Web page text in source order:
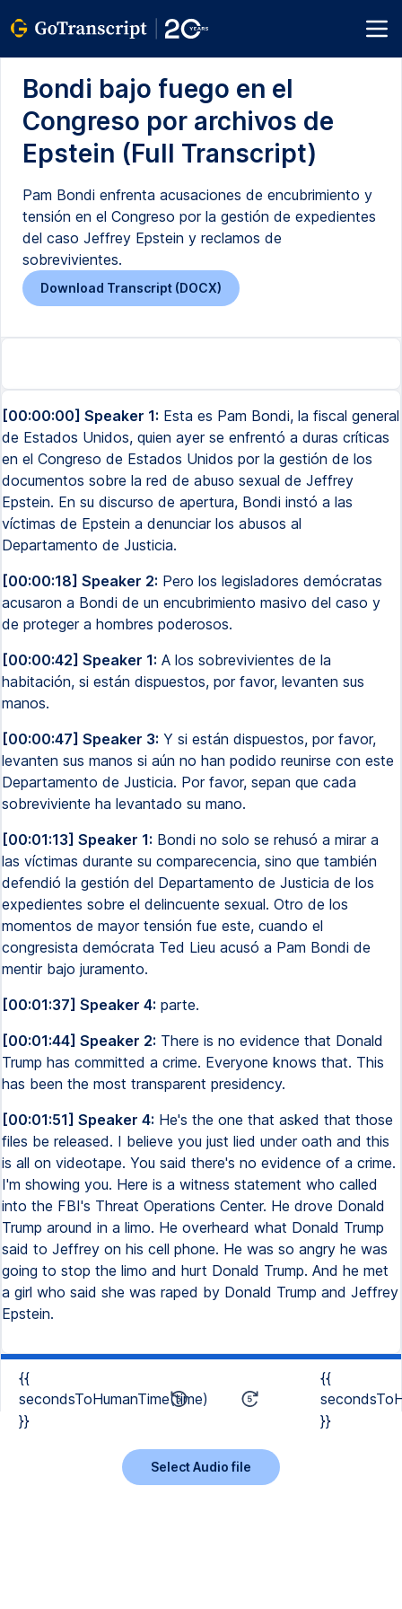
Bondi bajo fuego en el
Congreso por archivos de
Epstein (Full Transcript)
Pam Bondi enfrenta acusaciones de encubrimiento y
tensión en el Congreso por la gestión de expedientes
del caso Jeffrey Epstein y reclamos de
sobrevivientes.
Download Transcript (DOCX)
[00:00:00] Speaker 1: Esta es Pam Bondi, la fiscal general
de Estados Unidos, quien ayer se enfrentó a duras críticas
en el Congreso de Estados Unidos por la gestión de los
documentos sobre la red de abuso sexual de Jeffrey
Epstein. En su discurso de apertura, Bondi instó a las
víctimas de Epstein a denunciar los abusos al
Departamento de Justicia.
[00:00:18] Speaker 2: Pero los legisladores demócratas
acusaron a Bondi de un encubrimiento masivo del caso y
de proteger a hombres poderosos.
[00:00:42] Speaker 1: A los sobrevivientes de la
habitación, si están dispuestos, por favor, levanten sus
manos.
[00:00:47] Speaker 3: Y si están dispuestos, por favor,
levanten sus manos si aún no han podido reunirse con este
Departamento de Justicia. Por favor, sepan que cada
sobreviviente ha levantado su mano.
[00:01:13] Speaker 1: Bondi no solo se rehusó a mirar a
las víctimas durante su comparecencia, sino que también
defendió la gestión del Departamento de Justicia de los
expedientes sobre el delincuente sexual. Otro de los
momentos de mayor tensión fue este, cuando el
congresista demócrata Ted Lieu acusó a Pam Bondi de
mentir bajo juramento.
[00:01:37] Speaker 4: parte.
[00:01:44] Speaker 2: There is no evidence that Donald
Trump has committed a crime. Everyone knows that. This
has been the most transparent presidency.
[00:01:51] Speaker 4: He's the one that asked that those
files be released. I believe you just lied under oath and this
is all on videotape. You said there's no evidence of a crime.
I'm showing you. Here is a witness statement who called
into the FBI's Threat Operations Center. He drove Donald
Trump around in a limo. He overheard what Donald Trump
said to Jeffrey on his cell phone. He was so angry he was
going to stop the limo and hurt Donald Trump. And he met
a girl who said she was raped by Donald Trump and Jeffrey
Epstein.
{{
secondsToHumanTime(time)
}}
{{
}}
Select Audio file